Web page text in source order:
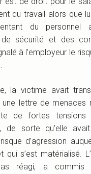
du travail alors que
du personnel
de sécurité et des
à l’employeur le
la victime avait
une lettre de menaces
de fortes tensions
de sorte qu’elle
d’agression
qui s’est matérialisé.
réagi, a commis